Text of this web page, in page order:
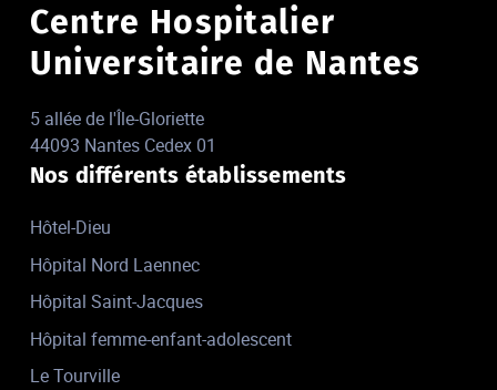
Centre Hospitalier
Universitaire de Nantes
5 allée de l'Île-Gloriette
44093 Nantes Cedex 01
Nos différents établissements
Hôtel-Dieu
Hôpital Nord Laennec
Hôpital Saint-Jacques
Hôpital femme-enfant-adolescent
Le Tourville